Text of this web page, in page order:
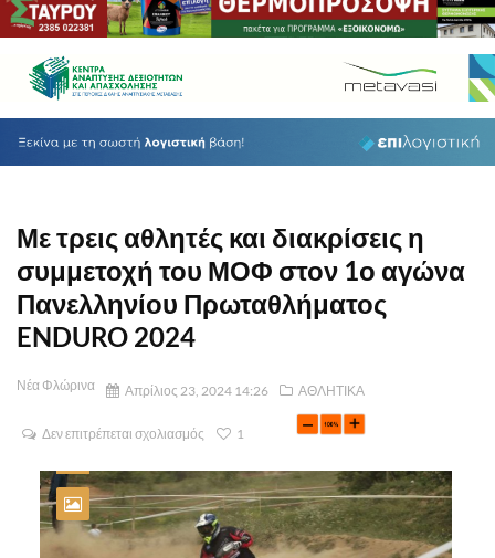
Με τρεις αθλητές και διακρίσεις η
συμμετοχή του ΜΟΦ στον 1ο αγώνα
Πανελληνίου Πρωταθλήματος
ENDURO 2024
Νέα Φλώρινα Απρίλιος 23, 2024 14:26 ΑΘΛΗΤΙΚΑ
Δεν επιτρέπεται σχολιασμός 1